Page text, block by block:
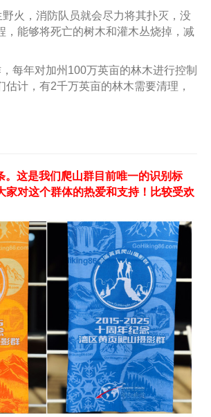
火，消防队员就会尽力将其扑灭，没
能够将死亡的树木和灌木丛烧掉，减
每年对加州100万英亩的林木进行控制
计，有2千万英亩的林木需要清理，
这是我们爬山群目前唯一的识别标
对这个群体的热爱和支持！比较受欢